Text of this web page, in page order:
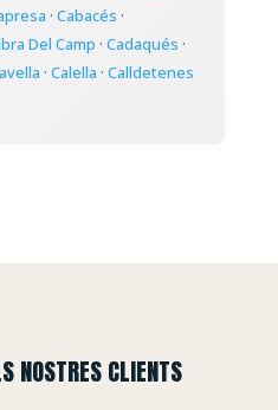
· Cabacés ·
Del Camp · Cadaqués ·
· Calella · Calldetenes
NOSTRES CLIENTS